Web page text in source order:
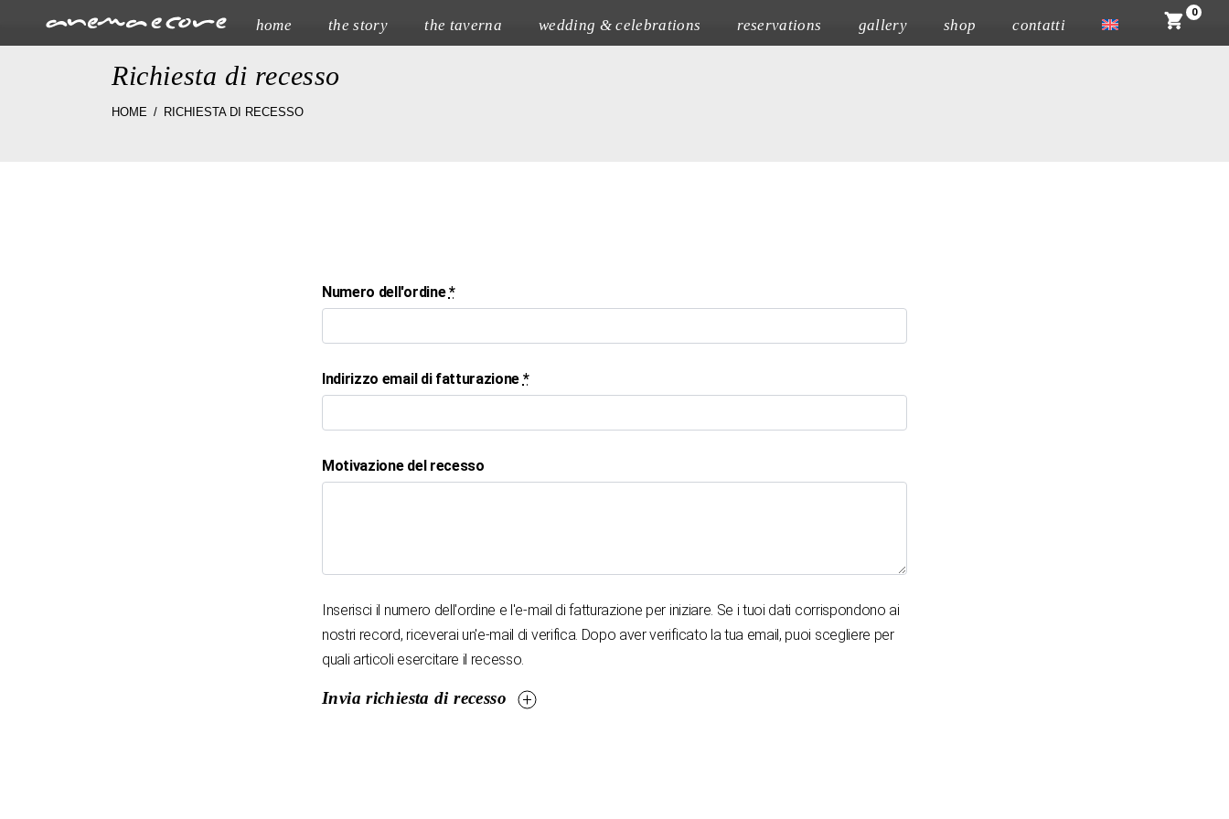
home the story the taverna wedding & celebrations reservations gallery shop contatti
0
Richiesta di recesso
HOME RICHIESTA DI RECESSO
Numero dell'ordine*
Indirizzo email di fatturazione *
Motivazione del recesso
Inserisci il numero dell'ordine e l'e-mail di fatturazione per iniziare. Se i tuoi dati corrispondono ai
nostri record, riceverai un'e-mail di verifica. Dopo aver verificato la tua email, puoi scegliere per
quali articoli esercitare il recesso.
Invia richiesta di recesso